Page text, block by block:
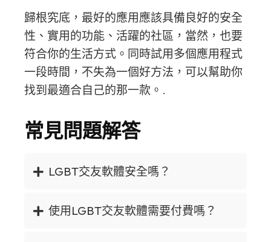
歸根究底，最好的應用應該具備良好的安全
性、實用的功能、活躍的社區，當然，也要
符合你的生活方式。同時試用多個應用程式
一段時間，不失為一個好方法，可以幫助你
找到最適合自己的那一款。.
常見問題解答
LGBT交友軟體安全嗎？
使用LGBT交友軟體需要付費嗎？